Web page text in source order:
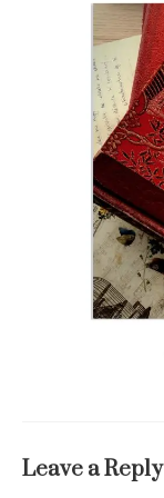
Leave a Reply